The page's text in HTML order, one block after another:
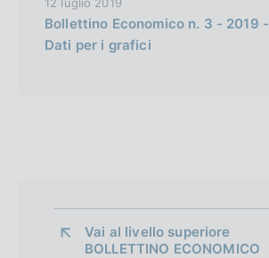
Bollettino Economico n. 3 - 2019 -
Dati per i grafici
Vai al livello superiore
BOLLETTINO ECONOMICO